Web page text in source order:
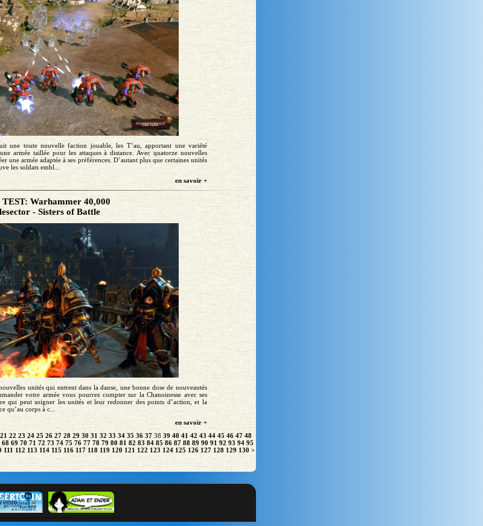
une toute nouvelle faction jouable, les T’au, apportant une variété
armée taillée pour les attaques à distance. Avec quatorze nouvelles
une armée adaptée à ses préférences. D’autant plus que certaines unités
les soldats embl...
en savoir +
TEST: Warhammer 40,000
- Sisters of Battle
unités qui entrent dans la danse, une bonne dose de nouveautés
votre armée vous pourrez compter sur la Chanoinesse avec ses
qui peut soigner les unités et leur redonner des points d’action, et la
qu’au corps à c...
en savoir +
21 22 23 24 25 26 27 28 29 30 31 32 33 34 35 36 3738 39 40 41 42 43 44 45 46 47 48
68 69 70 71 72 73 74 75 76 77 78 79 80 81 82 83 84 85 86 87 88 89 90 91 92 93 94 95
111 112 113 114 115 116 117 118 119 120 121 122 123 124 125 126 127 128 129 130 >